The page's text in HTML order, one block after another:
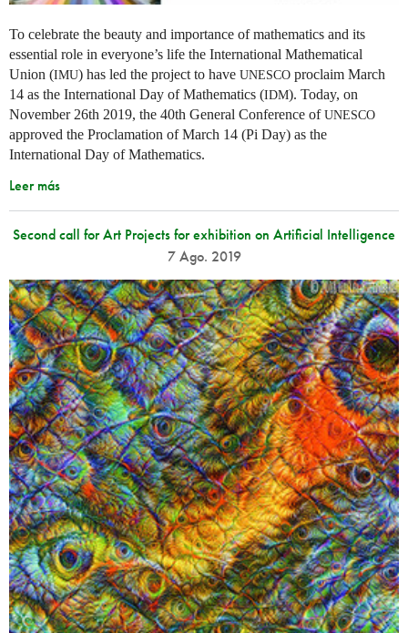
To celebrate the beauty and importance of mathematics and its
essential role in everyone’s life the International Mathematical
Union (IMU) has led the project to have UNESCO proclaim March
14 as the International Day of Mathematics (IDM). Today, on
November 26th 2019, the 40th General Conference ofUNESCO
approved the Proclamation of March 14 (Pi Day) as the
International Day of Mathematics.
Leer más
Second call for Art Projects for exhibition on Artificial Intelligence
7 Ago. 2019